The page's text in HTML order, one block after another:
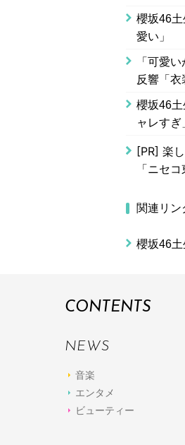
櫻坂46
愛い」
「可愛
反響「衣
櫻坂46土
ャレすぎ
[PR] 楽
「ニセコ
関連リン
櫻坂46
CONTENTS
NEWS
音楽
エンタメ
ビューティー